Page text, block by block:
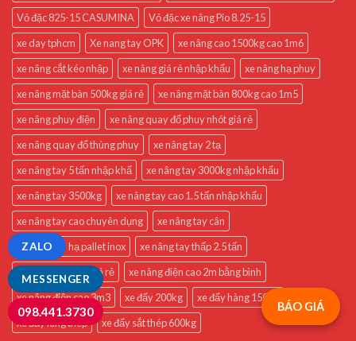
Vỏ đặc 825-15 CASUMINA
Vỏ đặc xe nâng Pio 8.25-15
xe day tphcm
Xe nang tay OPK
xe nâng cao 1500kg cao 1m6
xe nâng cắt kéo nhập
xe nâng giá rẻ nhập khẩu
xe nâng hạ phuy
xe nâng mặt bàn 500kg giá rẻ
xe nâng mặt bàn 800kg cao 1m5
xe nâng phuy điện
xe nâng quay đổ phuy nhót giá rẻ
xe nâng quay đổ thùng phuy
xe nâng tay 2 tạ
xe nâng tay 5 tấn nhập khẩ
xe nâng tay 3000kg nhập khẩu
xe nâng tay 3500kg
xe nâng tay cao 1.5 tấn nhập khẩu
xe nâng tay cao chuyên dụng
xe nâng tay cân
xe nâng tay hạ pallet inox
xe nâng tay thấp 2.5 tấn
xe nâng tay thấp giá rẻ
xe nâng điện cao 2m bằng bình
xe nâng điện cao 3m3
xe đẩy 200kg
xe đẩy hàng 150kg
xe đẩy lòng thép
xe đẩy sắt thép 600kg
BÁO GIÁ
MESSENGER
ZALO
098.441.3730